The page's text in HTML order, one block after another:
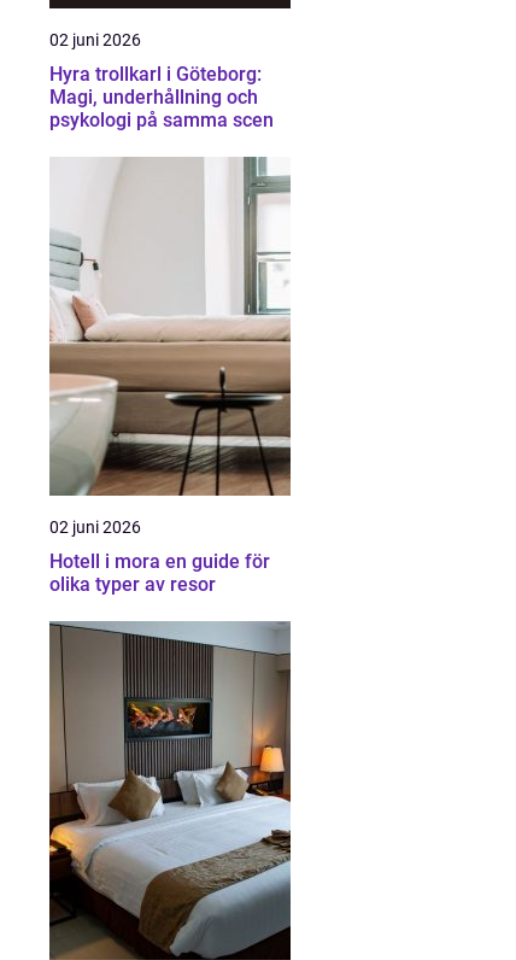
02 juni 2026
Hyra trollkarl i Göteborg:
Magi, underhållning och
psykologi på samma scen
02 juni 2026
Hotell i mora en guide för
olika typer av resor